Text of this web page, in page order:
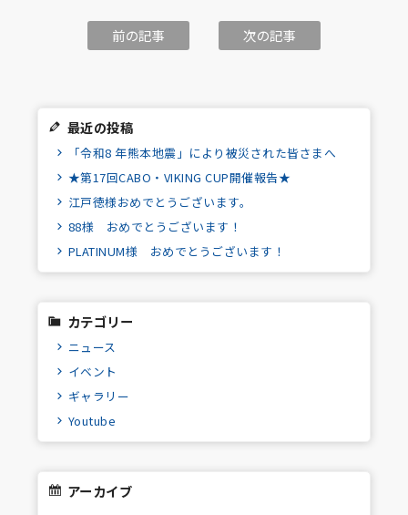
前の記事 次の記事
最近の投稿
「令和8 年熊本地震」により被災された皆さまへ
★第17回CABO・VIKING CUP開催報告★
江戸徳様おめでとうございます。
88様 おめでとうございます！
PLATINUM様 おめでとうございます！
カテゴリー
ニュース
イベント
ギャラリー
Youtube
アーカイブ